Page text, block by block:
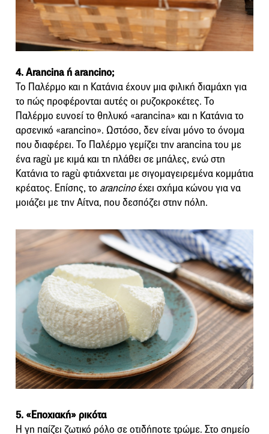
4. Arancina ή arancino;
Το Παλέρμο και η Κατάνια έχουν μια φιλική διαμάχη για
το πώς προφέρονται αυτές οι ρυζοκροκέτες. Το
Παλέρμο ευνοεί το θηλυκό «arancina» και η Κατάνια το
αρσενικό «arancino». Ωστόσο, δεν είναι μόνο το όνομα
που διαφέρει. Το Παλέρμο γεμίζει την arancina του με
ένα ragù με κιμά και τη πλάθει σε μπάλες, ενώ στη
Κατάνια το ragù φτιάχνεται με σιγομαγειρεμένα κομμάτια
κρέατος. Επίσης, το arancinoέχει σχήμα κώνου για να
μοιάζει με την Αίτνα, που δεσπόζει στην πόλη.
5. «Εποχιακή» ρικότα
Η γη παίζει ζωτικό ρόλο σε οτιδήποτε τρώμε. Στο σημείο